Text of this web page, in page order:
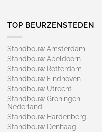
TOP BEURZENSTEDEN
Standbouw Amsterdam
Standbouw Apeldoorn
Standbouw Rotterdam
Standbouw Eindhoven
Standbouw Utrecht
Standbouw Groningen,
Nederland
Standbouw Hardenberg
Standbouw Denhaag